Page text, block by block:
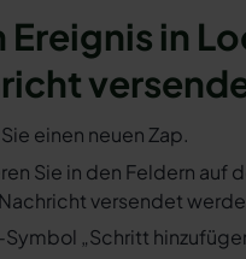
in
einen neuen Zap.
Sie in den Feldern auf
versendet
„Schritt